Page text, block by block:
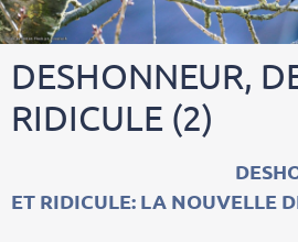
DESHONNEUR,
RIDICULE (2)
ET RIDICULE: LA NOUVELLE